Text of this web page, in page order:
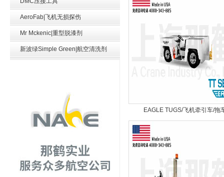
AeroFab|飞机无损探伤
Mr Mckenic|重型脱漆剂
新波绿Simple Green|航空清洗剂
EAGLE TUGS/飞机牵引车/拖